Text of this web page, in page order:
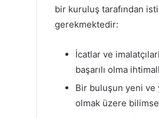
bir kuruluş tarafından
gerekmektedir:
İcatlar ve
başarılı olma
Bir buluşun yeni ve
olmak üzere